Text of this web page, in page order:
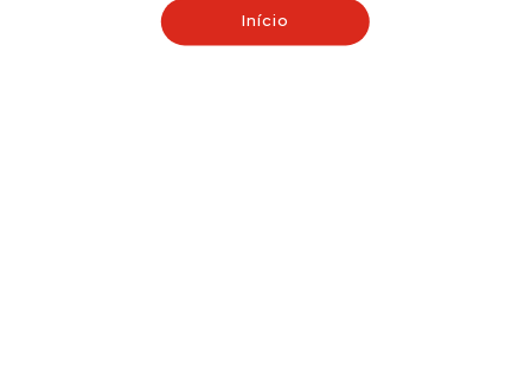
Início